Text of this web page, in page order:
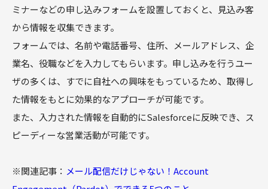
ミナーなどの申し込みフォームを設置しておくと、見込み客
から情報を収集できます。
フォームでは、名前や電話番号、住所、メールアドレス、企
業名、役職などを入力してもらいます。申し込みを行うユー
ザの多くは、すでに自社への興味をもっているため、取得し
た情報をもとに効果的なアプローチが可能です。
また、入力された情報を自動的にSalesforceに反映でき、ス
ピーディーな営業活動が可能です。
※関連記事： メール配信だけじゃない！Account